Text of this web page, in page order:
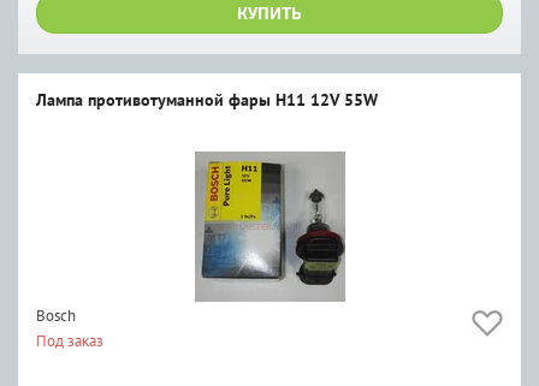
КУПИТЬ
Лампа противотуманной фары H11 12V 55W
Bosch
Под заказ